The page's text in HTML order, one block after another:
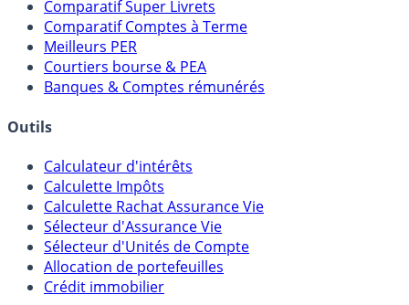
Placements Sans Risque
Comparatif Super Livrets
Comparatif Comptes à Terme
Meilleurs PER
Courtiers bourse & PEA
Calculateur d'intérêts
Calculette Impôts
Calculette Rachat Assurance Vie
Sélecteur d'Assurance Vie
Sélecteur d'Unités de Compte
Allocation de portefeuilles